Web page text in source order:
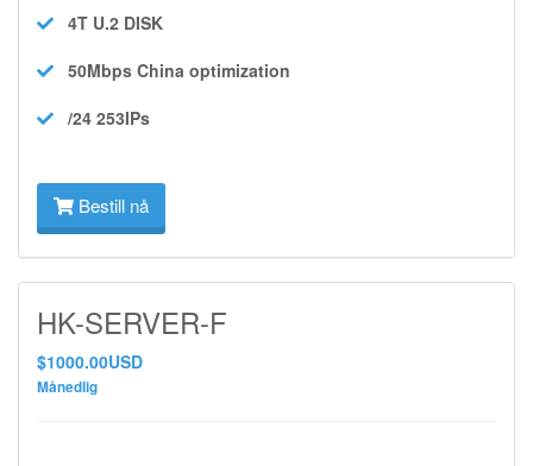
4T U.2 DISK
50Mbps China optimization
/24 253IPs
Bestill nå
HK-SERVER-F
$1000.00USD
Månedlig